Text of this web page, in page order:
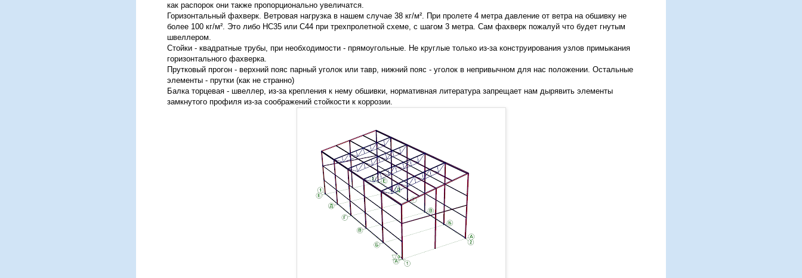
как распорок они также пропорционально увеличатся.
Горизонтальный фахверк. Ветровая нагрузка в нашем случае 38 кг/м². При пролете 4 метра давление от ветра на обшивку не
более 100 кг/м². Это либо НС35 или С44 при трехпролетной схеме, с шагом 3 метра. Сам фахверк пожалуй что будет гнутым
швеллером.
Стойки - квадратные трубы, при необходимости - прямоугольные. Не круглые только из-за конструирования узлов примыкания
горизонтального фахверка.
Прутковый прогон - верхний пояс парный уголок или тавр, нижний пояс - уголок в непривычном для нас положении. Остальные
элементы - прутки (как не странно)
Балка торцевая - швеллер, из-за крепления к нему обшивки, нормативная литература запрещает нам дырявить элементы
замкнутого профиля из-за соображений стойкости к коррозии.